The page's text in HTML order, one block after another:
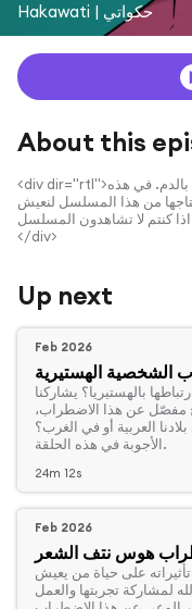
Hakawati | حكواتي
About this
<div dir="rtl">قضايا اجتماعية كثيرة طرحت في مسلسل بالدم. في هذه
من هذا المسلسل لنعيش
كنتم لا تشاهدون المسلسل.
</div>
Up next
Feb 2026
الشخصية الهستيرية
بالهستيريا؟ يشاركنا
مفصّل عن هذا الاضطراب،
العربية أو في الغرب؟
الأجوبة في هذه الحلقة.
24m 12s
Feb 2026
على حياة من يعيش
لمشاركة تجربتها والعمل